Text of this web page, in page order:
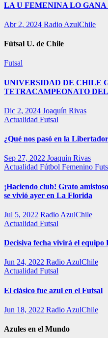
LA U FEMENINA LO
Abr 2, 2024 Radio AzulChile
Fútsal U. de Chile
Futsal
UNIVERSIDAD DE CHILE
TETRACAMPEONATO
Dic 2, 2024 Joaquín Rivas
Actualidad Futsal
¿Qué nos pasó en la
Sep 27, 2022 Joaquín Rivas
Actualidad Fútbol Femenino
¡Haciendo club! Grato
se vivió ayer en La Florida
Jul 5, 2022 Radio AzulChile
Actualidad Futsal
Decisiva fecha vivirá el equipo
Jun 24, 2022 Radio AzulChile
Actualidad Futsal
El clásico fue azul en el Futsal
Jun 18, 2022 Radio AzulChile
Azules en el Mundo